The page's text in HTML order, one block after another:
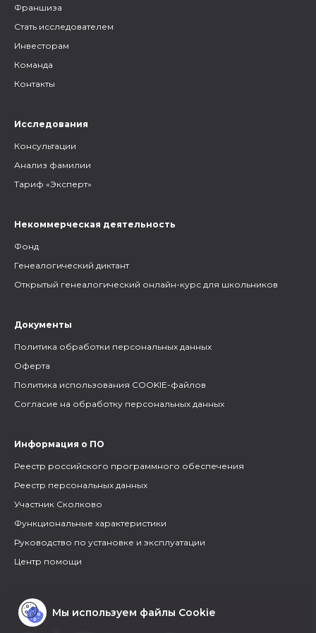
Франшиза
Стать исследователем
Инвесторам
Команда
Контакты
Исследования
Консультации
Анализ фамилии
Тариф «Эксперт»
Некоммерческая деятельность
Фонд
Генеалогический диктант
Открытый генеалогический онлайн-курс для школьников
Документы
Политика обработки персональных данных
Оферта
Политика использования COOKIE-файлов
Согласие на обработку персональных данных
Информация о ПО
Реестр российского программного обеспечения
Реестр персональных данных
Участник Сколково
Функциональные характеристики
Руководство по установке и эксплуатации
Центр помощи
Мы используем файлы Cookie